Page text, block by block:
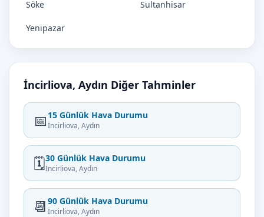
Söke Sultanhisar
Yenipazar
İncirliova, Aydın Diğer Tahminler
📅 15 Günlük Hava Durumu
İncirliova, Aydın
🗓️30 Günlük Hava Durumu
İncirliova, Aydın
📆 90 Günlük Hava Durumu
İncirliova, Aydın